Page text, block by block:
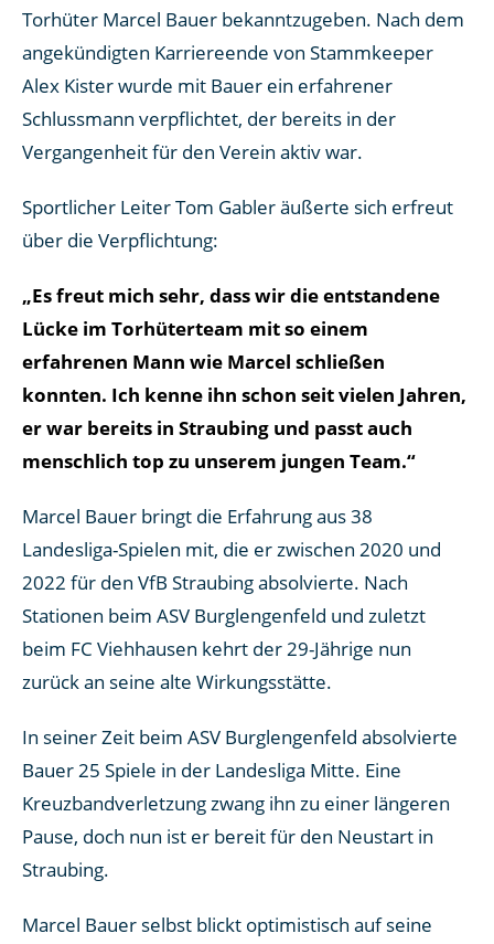
Torhüter Marcel Bauer bekanntzugeben. Nach dem
angekündigten Karriereende von Stammkeeper
Alex Kister wurde mit Bauer ein erfahrener
Schlussmann verpflichtet, der bereits in der
Vergangenheit für den Verein aktiv war.
Sportlicher Leiter Tom Gabler äußerte sich erfreut
über die Verpflichtung:
„Es freut mich sehr, dass wir die entstandene
Lücke im Torhüterteam mit so einem
erfahrenen Mann wie Marcel schließen
konnten. Ich kenne ihn schon seit vielen Jahren,
er war bereits in Straubing und passt auch
menschlich top zu unserem jungen Team.“
Marcel Bauer bringt die Erfahrung aus 38
Landesliga-Spielen mit, die er zwischen 2020 und
2022 für den VfB Straubing absolvierte. Nach
Stationen beim ASV Burglengenfeld und zuletzt
beim FC Viehhausen kehrt der 29-Jährige nun
zurück an seine alte Wirkungsstätte.
In seiner Zeit beim ASV Burglengenfeld absolvierte
Bauer 25 Spiele in der Landesliga Mitte. Eine
Kreuzbandverletzung zwang ihn zu einer längeren
Pause, doch nun ist er bereit für den Neustart in
Straubing.
Marcel Bauer selbst blickt optimistisch auf seine